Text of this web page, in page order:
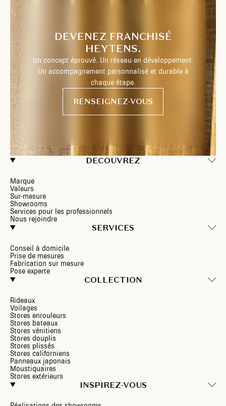
DECOUVREZ
Marque
Valeurs
Sur-mesure
Showrooms
Services pour les professionnels
Nous rejoindre
SERVICES
Conseil à domicile
Prise de mesures
Fabrication sur mesure
Pose experte
COLLECTION
Rideaux
Voilages
Stores enrouleurs
Stores bateaux
Stores vénitiens
Stores douplis
Stores plissés
Stores californiens
Panneaux japonais
Moustiquaires
Stores extérieurs
INSPIREZ-VOUS
DEVENEZ FRANCHISÉ
HEYTENS.
Un concept éprouvé. Un réseau en développement.
Un accompagnement personnalisé et durable à
chaque étape.
RENSEIGNEZ-VOUS